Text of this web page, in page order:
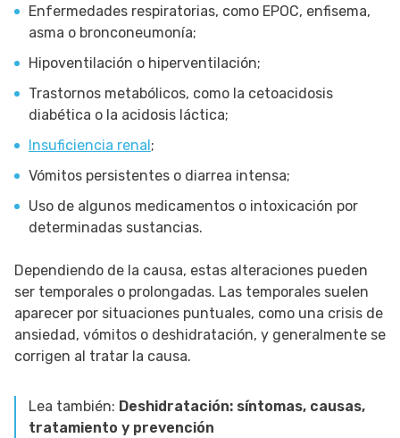
Enfermedades respiratorias, como EPOC, enfisema,
asma o bronconeumonía;
Hipoventilación o hiperventilación;
Trastornos metabólicos, como la cetoacidosis
diabética o la acidosis láctica;
Insuficiencia renal;
Vómitos persistentes o diarrea intensa;
Uso de algunos medicamentos o intoxicación por
determinadas sustancias.
Dependiendo de la causa, estas alteraciones pueden
ser temporales o prolongadas. Las temporales suelen
aparecer por situaciones puntuales, como una crisis de
ansiedad, vómitos o deshidratación, y generalmente se
corrigen al tratar la causa.
Lea también: Deshidratación: síntomas, causas,
tratamiento y prevención